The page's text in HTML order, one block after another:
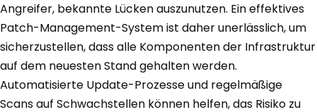
Angreifer, bekannte Lücken auszunutzen. Ein effektives
Patch-Management-System ist daher unerlässlich, um
sicherzustellen, dass alle Komponenten der Infrastruktur
auf dem neuesten Stand gehalten werden.
Automatisierte Update-Prozesse und regelmäßige
Scans auf Schwachstellen können helfen, das Risiko zu